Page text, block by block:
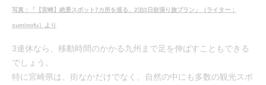
写真：「【宮崎】絶景スポット7カ所を巡る、2泊3日欲張り旅プラン」（ライター：
suminofu）より
3連休なら、移動時間のかかる九州まで足を伸ばすこともできる
でしょう。
特に宮崎県は、街なかだけでなく、自然の中にも多数の観光スポ